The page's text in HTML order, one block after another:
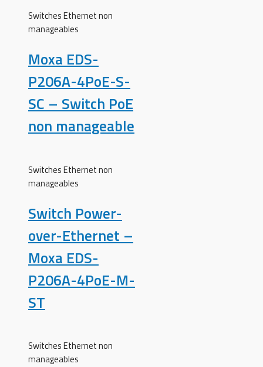
Switches Ethernet non
manageables
Moxa EDS-
P206A-4PoE-S-
SC – Switch PoE
non manageable
Switches Ethernet non
manageables
Switch Power-
over-Ethernet –
Moxa EDS-
P206A-4PoE-M-
ST
Switches Ethernet non
manageables